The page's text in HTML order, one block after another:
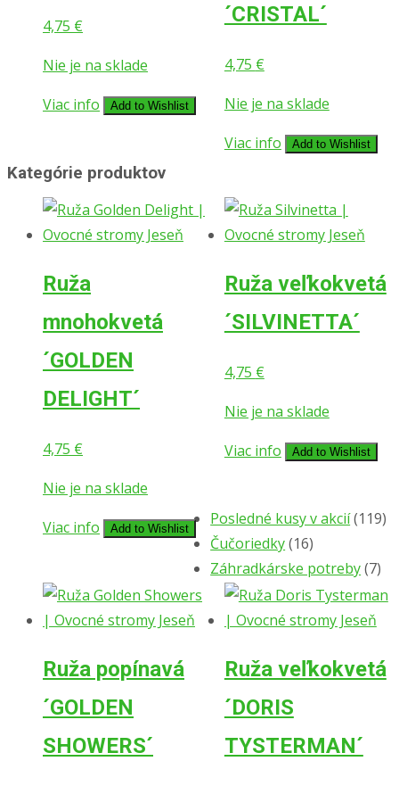
4,75 €
Nie je na sklade
Viac info
Add to Wishlist
´CRISTAL´
4,75 €
Nie je na sklade
Viac info
Add to Wishlist
Ruža
mnohokvetá
´GOLDEN
DELIGHT´
4,75 €
Nie je na sklade
Viac info
Add to Wishlist
Ruža veľkokvetá
´SILVINETTA´
4,75 €
Nie je na sklade
Viac info
Add to Wishlist
Ruža popínavá
´GOLDEN
SHOWERS´
Ruža veľkokvetá
´DORIS
TYSTERMAN´
Kategórie produktov
Posledné kusy v akcií(119)
Čučoriedky(16)
Záhradkárske potreby(7)